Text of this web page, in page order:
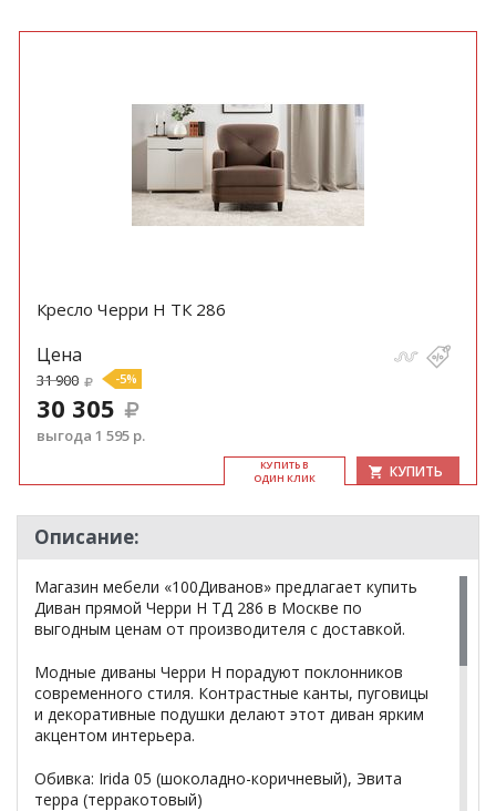
Кресло Черри Н ТК 286
Цена
31 900 -5%
30 305
выгода 1 595 р.
КУ­ПИТЬ В
ОДИН КЛИК
КУПИТЬ
Описание:
Магазин мебели «100Диванов» предлагает купить
Диван прямой Черри Н ТД 286 в Москве по
выгодным ценам от производителя с доставкой.
Модные диваны Черри Н порадуют поклонников
современного стиля. Контрастные канты, пуговицы
и декоративные подушки делают этот диван ярким
акцентом интерьера.
Обивка: Irida 05 (шоколадно-коричневый), Эвита
терра (терракотовый)